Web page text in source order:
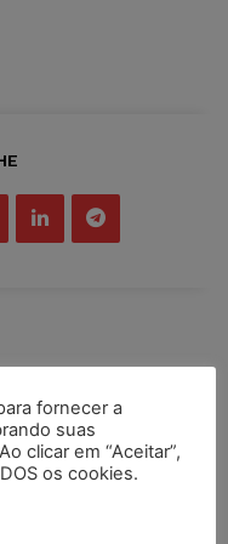
fornecer a
suas
clicar em “Aceitar”,
os cookies.